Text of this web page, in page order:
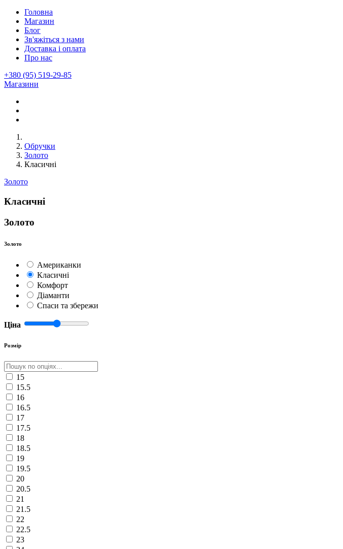
Головна
Магазин
Блог
Зв'яжіться з нами
Доставка і оплата
Про нас
+380 (95) 519-29-85
Магазини
Обручки
Золото
Класичні
Золото
Класичні
Золото
Золото
Американки
Класичні
Комфорт
Діаманти
Спаси та збережи
Ціна
Розмір
15
15.5
16
16.5
17
17.5
18
18.5
19
19.5
20
20.5
21
21.5
22
22.5
23